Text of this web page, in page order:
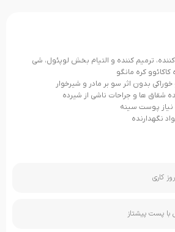
ترمیم کننده و التیام بخش لوپئول، شی
کاکائوو کره مانگو
بدون اثر سو بر مادر و شیرخوار
شقاق ها و جراحات ناشی از شیرده
نیاز پوست سینه
نگهدارنده
کاری
پست پیشتاز